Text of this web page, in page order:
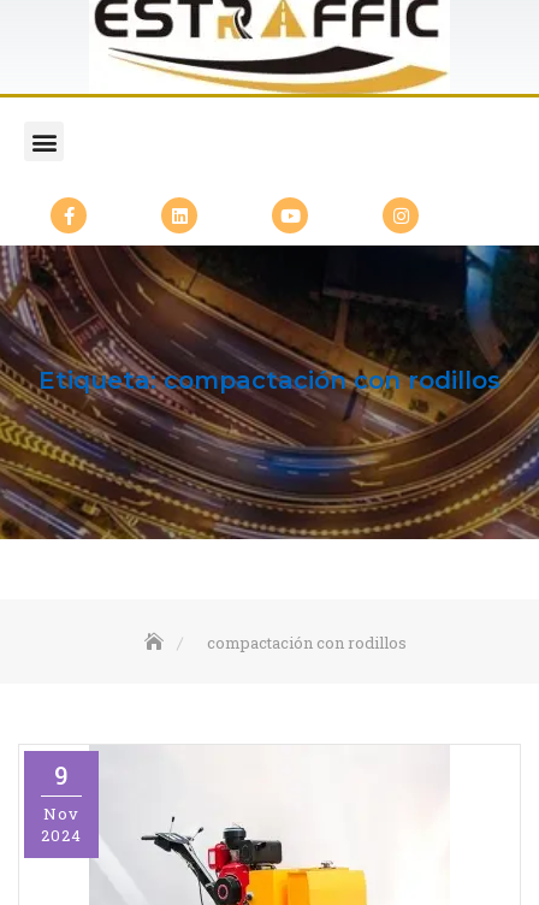
Etiqueta:compactación con rodillos
compactación con rodillos
9
Nov
2024